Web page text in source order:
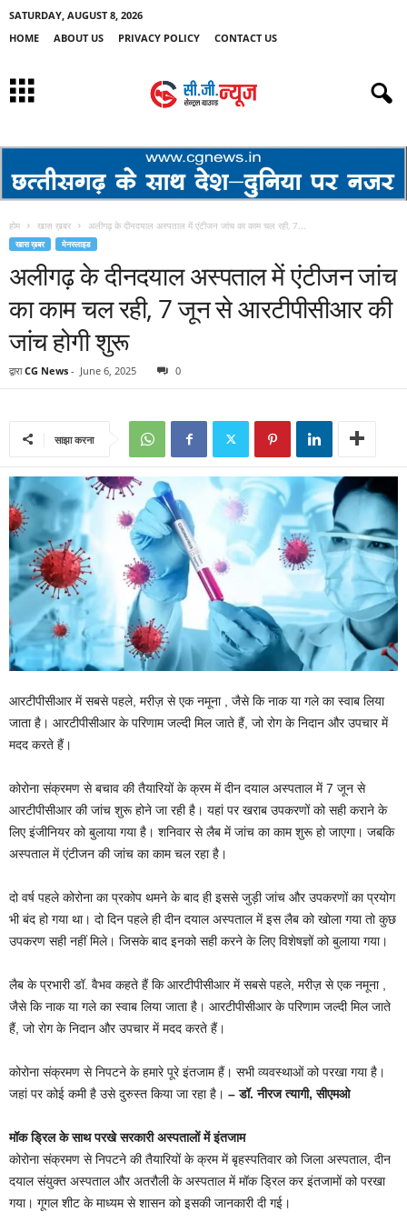
SATURDAY, AUGUST 8, 2026
HOME
ABOUT US PRIVACY POLICY CONTACT US
होम खास ख़बर अलीगढ़ के दीनदयाल अस्पताल में एंटीजन जांच का काम चल रही, 7...
खास ख़बर मेनस्लाइड
अलीगढ़ के दीनदयाल अस्पताल में एंटीजन जांच
का काम चल रही, 7 जून से आरटीपीसीआर की
जांच होगी शुरू
द्वारा CG News - June 6, 2025 0
साझा करना
आरटीपीसीआर में सबसे पहले, मरीज़ से एक नमूना , जैसे कि नाक या गले का स्वाब लिया
जाता है। आरटीपीसीआर के परिणाम जल्दी मिल जाते हैं, जो रोग के निदान और उपचार में
मदद करते हैं।
कोरोना संक्रमण से बचाव की तैयारियों के क्रम में दीन दयाल अस्पताल में 7 जून से
आरटीपीसीआर की जांच शुरू होने जा रही है। यहां पर खराब उपकरणों को सही कराने के
लिए इंजीनियर को बुलाया गया है। शनिवार से लैब में जांच का काम शुरू हो जाएगा। जबकि
अस्पताल में एंटीजन की जांच का काम चल रहा है।
दो वर्ष पहले कोरोना का प्रकोप थमने के बाद ही इससे जुड़ी जांच और उपकरणों का प्रयोग
भी बंद हो गया था। दो दिन पहले ही दीन दयाल अस्पताल में इस लैब को खोला गया तो कुछ
उपकरण सही नहीं मिले। जिसके बाद इनको सही करने के लिए विशेषज्ञों को बुलाया गया।
लैब के प्रभारी डॉ. वैभव कहते हैं कि आरटीपीसीआर में सबसे पहले, मरीज़ से एक नमूना ,
जैसे कि नाक या गले का स्वाब लिया जाता है। आरटीपीसीआर के परिणाम जल्दी मिल जाते
हैं, जो रोग के निदान और उपचार में मदद करते हैं।
कोरोना संक्रमण से निपटने के हमारे पूरे इंतजाम हैं। सभी व्यवस्थाओं को परखा गया है।
जहां पर कोई कमी है उसे दुरुस्त किया जा रहा है। – डॉ. नीरज त्यागी, सीएमओ
मॉक ड्रिल के साथ परखे सरकारी अस्पतालों में इंतजाम
कोरोना संक्रमण से निपटने की तैयारियों के क्रम में बृहस्पतिवार को जिला अस्पताल, दीन
दयाल संयुक्त अस्पताल और अतरौली के अस्पताल में मॉक ड्रिल कर इंतजामों को परखा
गया। गूगल शीट के माध्यम से शासन को इसकी जानकारी दी गई।